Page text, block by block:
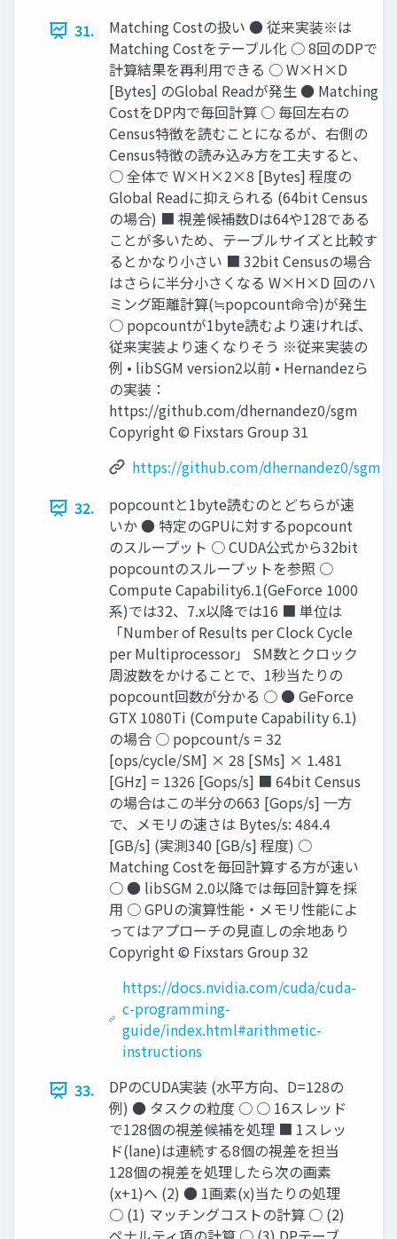
31.
Matching Costの扱い ● 従来実装※は
Matching Costをテーブル化 ○ 8回のDPで
計算結果を再利用できる ○ W×H×D
[Bytes] のGlobal Readが発生 ● Matching
CostをDP内で毎回計算 ○ 毎回左右の
Census特徴を読むことになるが、右側の
Census特徴の読み込み方を工夫すると、
○ 全体で W×H×2×8 [Bytes] 程度の
Global Readに抑えられる (64bit Census
の場合) ■ 視差候補数Dは64や128である
ことが多いため、テーブルサイズと比較す
るとかなり小さい ■ 32bit Censusの場合
はさらに半分小さくなる W×H×D 回のハ
ミング距離計算(≒popcount命令)が発生
○ popcountが1byte読むより速ければ、
従来実装より速くなりそう ※従来実装の
例 • libSGM version2以前 • Hernandezら
の実装：
https://github.com/dhernandez0/sgm
Copyright © Fixstars Group 31
https://github.com/dhernandez0/sgm
32.
popcountと1byte読むのとどちらが速
いか ● 特定のGPUに対するpopcount
のスループット ○ CUDA公式から32bit
popcountのスループットを参照 ○
Compute Capability6.1(GeForce 1000
系)では32、7.x以降では16 ■ 単位は
「Number of Results per Clock Cycle
per Multiprocessor」 SM数とクロック
周波数をかけることで、1秒当たりの
popcount回数が分かる ○ ● GeForce
GTX 1080Ti (Compute Capability 6.1)
の場合 ○ popcount/s = 32
[ops/cycle/SM] × 28 [SMs] × 1.481
[GHz] = 1326 [Gops/s] ■ 64bit Census
の場合はこの半分の663 [Gops/s] 一方
で、メモリの速さは Bytes/s: 484.4
[GB/s] (実測340 [GB/s] 程度) ○
Matching Costを毎回計算する方が速い
○ ● libSGM 2.0以降では毎回計算を採
用 ○ GPUの演算性能・メモリ性能によ
ってはアプローチの見直しの余地あり
Copyright © Fixstars Group 32
https://docs.nvidia.com/cuda/cuda-
c-programming-
guide/index.html#arithmetic-
instructions
33.
DPのCUDA実装 (水平方向、D=128の
例) ● タスクの粒度 ○ ○ 16スレッド
で128個の視差候補を処理 ■ 1スレッ
ド(lane)は連続する8個の視差を担当
128個の視差を処理したら次の画素
(x+1)へ (2) ● 1画素(x)当たりの処理
○ (1) マッチングコストの計算 ○ (2)